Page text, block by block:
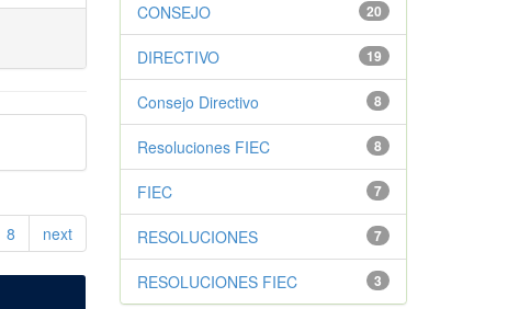
8 next
20
CONSEJO
19
DIRECTIVO
8
Consejo Directivo
8
Resoluciones FIEC
7
FIEC
7
RESOLUCIONES
3
RESOLUCIONES FIEC